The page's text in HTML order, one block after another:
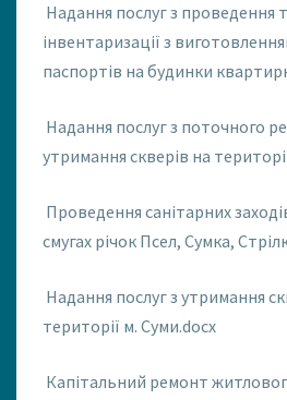
Надання послуг з проведення
інвентаризації з
паспортів на будинки
Надання послуг з поточного
утримання скверів на
Проведення санітарних
смугах річок Псел, Сумка,
Надання послуг з утримання
території м. Суми.docx
Капітальний ремонт